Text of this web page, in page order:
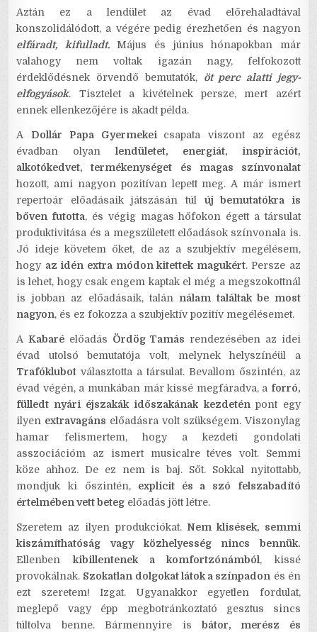
Aztán ez a lendület az évad előrehaladtával
konszolidálódott, a végére pedig érezhetően és nagyon
elfáradt, kifulladt.Május és június hónapokban már
valahogy nem voltak igazán nagy, felfokozott
érdeklődésnek örvendő bemutatók, öt perc alatti jegy-
elfogyások. Tisztelet a kivételnek persze, mert azért
ennek ellenkezőjére is akadt példa.
A Dollár Papa Gyermekei csapata viszont az egész
évadban olyan lendületet, energiát, inspirációt,
alkotókedvet, termékenységet és magas színvonalat
hozott, ami nagyon pozitívan lepett meg. A már ismert
repertoár előadásaik játszásán túl új bemutatókra is
bőven futotta, és végig magas hőfokon égett a társulat
produktivitása és a megszületett előadások színvonala is.
Jó ideje követem őket, de az a szubjektív megélésem,
hogy az idén extra módon kitettek magukért. Persze az
is lehet, hogy csak engem kaptak el még a megszokottnál
is jobban az előadásaik, talán nálam találtak be most
nagyon, és ez fokozza a szubjektív pozitív megélésemet.
AKabaré előadás Ördög Tamás rendezésében az idei
évad utolsó bemutatója volt, melynek helyszínéül a
Trafóklubot választotta a társulat. Bevallom őszintén, az
évad végén, a munkában már kissé megfáradva, a forró,
fülledt nyári éjszakák időszakának kezdetén pont egy
ilyen extravagáns előadásra volt szükségem. Viszonylag
hamar felismertem, hogy a kezdeti gondolati
asszociációm az ismert musicalre téves volt. Semmi
köze ahhoz. De ez nem is baj. Sőt. Sokkal nyitottabb,
mondjuk ki őszintén, explicit és a szó felszabadító
értelmében vett beteg előadás jött létre.
Szeretem az ilyen produkciókat.Nem klisések, semmi
kiszámíthatóság vagy közhelyesség nincs bennük.
Ellenben kibillentenek a komfortzónámból, kissé
provokálnak. Szokatlan dolgokat látok a színpadon és én
ezt szeretem! Izgat. Ugyanakkor egyetlen fordulat,
meglepő vagy épp megbotránkoztató gesztus sincs
túltolva benne. Bármennyire is bátor, merész és